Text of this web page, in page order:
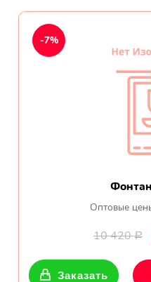
Оптовые
10 420Р
-7%
Заказать